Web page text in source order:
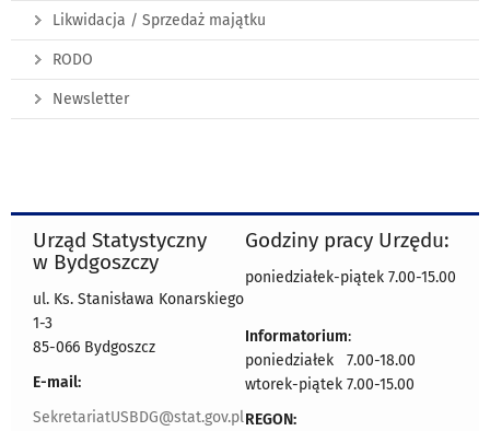
Likwidacja / Sprzedaż majątku
RODO
Newsletter
Urząd Statystyczny
w Bydgoszczy
ul. Ks. Stanisława Konarskiego
1-3
85-066 Bydgoszcz
E-mail:
SekretariatUSBDG@stat.gov.pl
Godziny pracy Urzędu:
poniedziałek-piątek 7.00-15.00
Informatorium:
poniedziałek 7.00-18.00
wtorek-piątek 7.00-15.00
REGON: